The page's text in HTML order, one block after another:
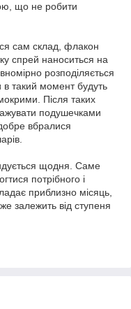
що не робити
сам склад, флакон
спрей наноситься на
розподіляється
такий момент будуть
Після таких
подушечками
вбралися
щодня. Саме
потрібного і
приблизно місяць,
залежить від ступеня